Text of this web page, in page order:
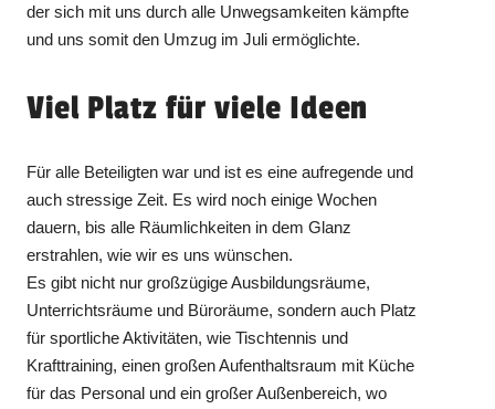
der sich mit uns durch alle Unwegsamkeiten kämpfte
und uns somit den Umzug im Juli ermöglichte.
Viel Platz für viele Ideen
Für alle Beteiligten war und ist es eine aufregende und
auch stressige Zeit. Es wird noch einige Wochen
dauern, bis alle Räumlichkeiten in dem Glanz
erstrahlen, wie wir es uns wünschen.
Es gibt nicht nur großzügige Ausbildungsräume,
Unterrichtsräume und Büroräume, sondern auch Platz
für sportliche Aktivitäten, wie Tischtennis und
Krafttraining, einen großen Aufenthaltsraum mit Küche
für das Personal und ein großer Außenbereich, wo